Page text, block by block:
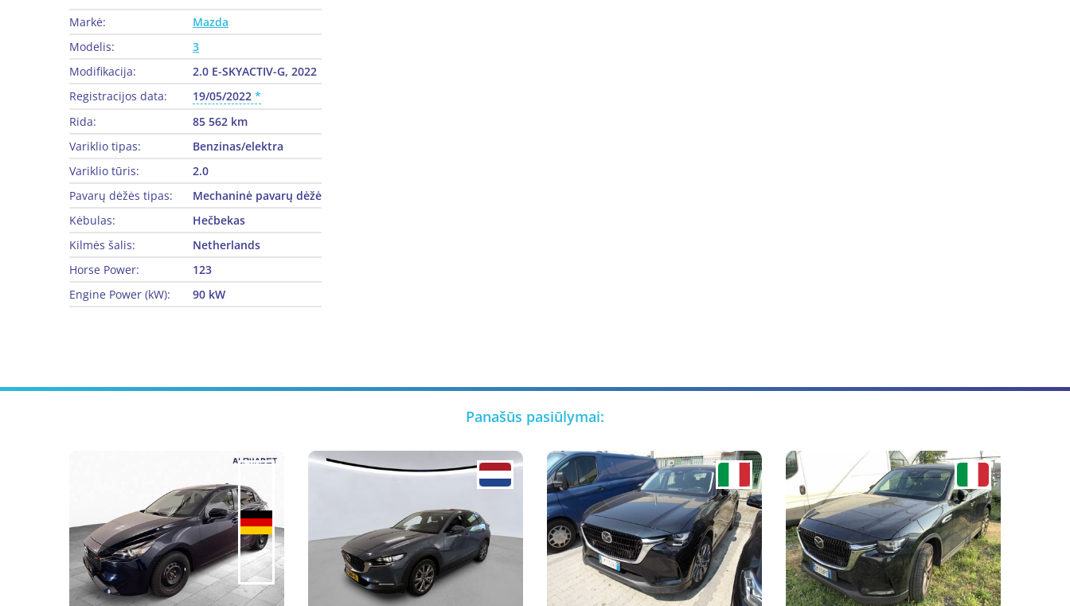
Markė:
Mazda
Modelis:
3
Modifikacija:
2.0 E-SKYACTIV-G, 2022
Registracijos data:
19/05/2022
Rida:
85 562 km
Variklio tipas:
Benzinas/elektra
Variklio tūris:
2.0
Pavarų dėžės tipas:
Mechaninė pavarų dėžė
Kėbulas:
Hečbekas
Kilmės šalis:
Netherlands
Horse Power:
123
Engine Power (kW):
90 kW
Panašūs pasiūlymai: